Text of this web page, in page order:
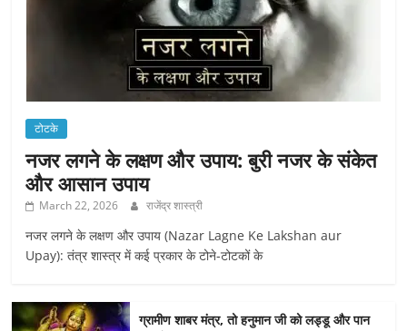
टोटके
नजर लगने के लक्षण और उपाय: बुरी नजर के संकेत
और आसान उपाय
March 22, 2026 राजेंद्र शास्त्री
नजर लगने के लक्षण और उपाय (Nazar Lagne Ke Lakshan aur
Upay): तंत्र शास्त्र में कई प्रकार के टोने-टोटकों के
ग्रामीण शाबर मंत्र, तो हनुमान जी को लड्डू और पान